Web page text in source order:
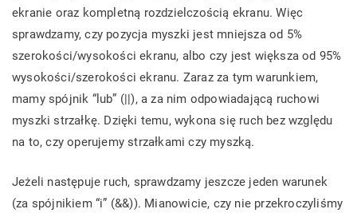
ekranie oraz kompletną rozdzielczością ekranu. Więc
sprawdzamy, czy pozycja myszki jest mniejsza od 5%
szerokości/wysokości ekranu, albo czy jest większa od 95%
wysokości/szerokości ekranu. Zaraz za tym warunkiem,
mamy spójnik “lub” (||), a za nim odpowiadającą ruchowi
myszki strzałkę. Dzięki temu, wykona się ruch bez względu
na to, czy operujemy strzałkami czy myszką.
Jeżeli następuje ruch, sprawdzamy jeszcze jeden warunek
(za spójnikiem “i” (&&)). Mianowicie, czy nie przekroczyliśmy